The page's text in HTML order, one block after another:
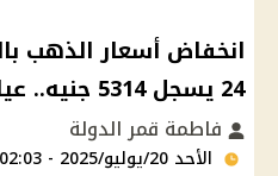
انخفاض أسعار الذهب
24 يسجل 5314 جنيه.. عيار 21 بكام الان؟
فاطمة قمر الدولة
الأحد 20/يوليو/2025 - 02:03 م